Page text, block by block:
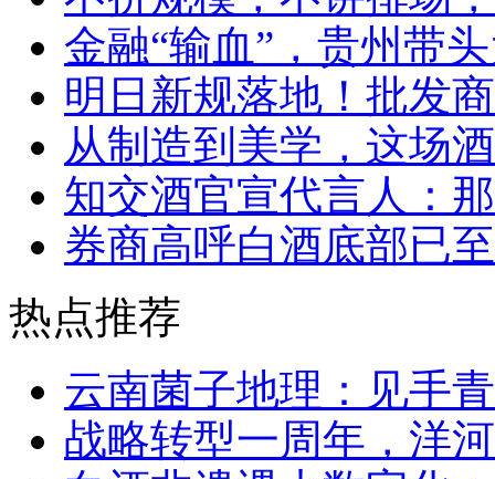
金融“输血”，贵州带
明日新规落地！批发
从制造到美学，这场
知交酒官宣代言人：
券商高呼白酒底部已
热点推荐
云南菌子地理：见手
战略转型一周年，洋